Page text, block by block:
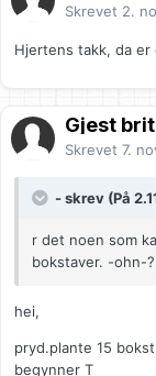
Skrevet 2.
Hjertens takk, da
Gjest
Skrevet 7.
- skrev (På
r det noen som
bokstaver. -ohn-?
hei,
pryd.plante 15
begynner T